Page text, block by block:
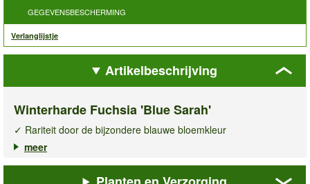
GEGEVENSBESCHERMING
Verlanglijstje
Artikelbeschrijving
Winterharde Fuchsia 'Blue Sarah'
✓ Rariteit door de bijzondere blauwe bloemkleur
✓ Geschikt voor halfschaduw tot schaduw
winterharde fuchsia Blue Sarahis een echte
meer